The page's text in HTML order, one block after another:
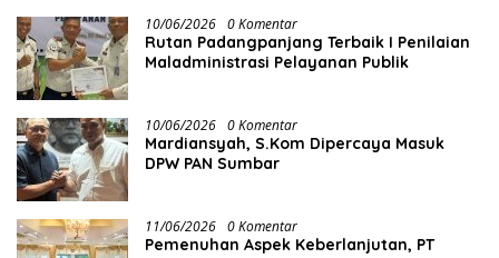
10/06/2026 0 Komentar
Rutan Padangpanjang Terbaik I Penilaian
Maladministrasi Pelayanan Publik
10/06/2026 0 Komentar
Mardiansyah, S.Kom Dipercaya Masuk
DPW PAN Sumbar
11/06/2026 0 Komentar
Pemenuhan Aspek Keberlanjutan, PT